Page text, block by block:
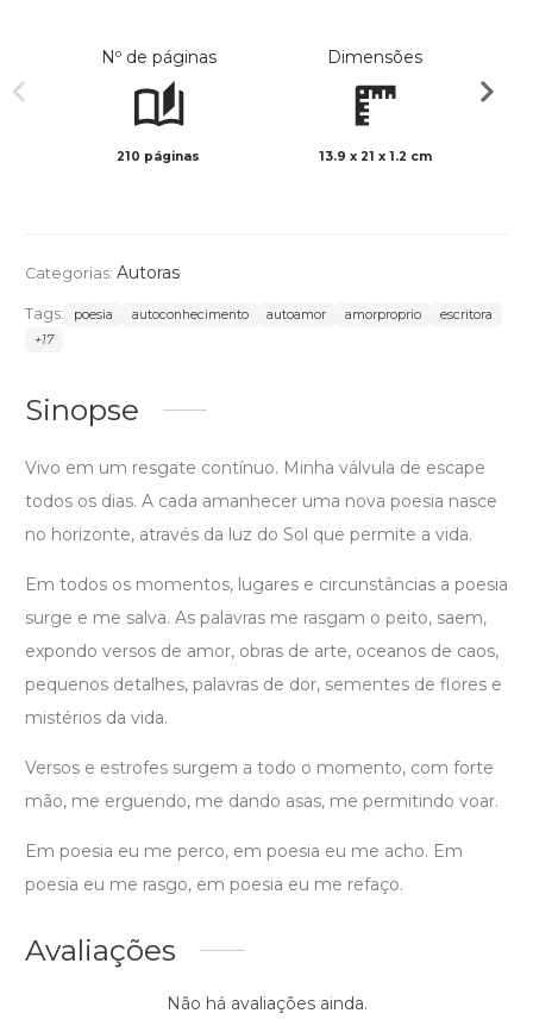
Nº de páginas
210 páginas
Dimensões
13.9 x 21 x 1.2 cm
Categorias: Autoras
Tags: poesia autoconhecimento autoamor amorproprio
escritora
+17
Sinopse
Vivo em um resgate contínuo. Minha válvula de escape
todos os dias. A cada amanhecer uma nova poesia nasce
no horizonte, através da luz do Sol que permite a vida.
Em todos os momentos, lugares e circunstâncias a poesia
surge e me salva. As palavras me rasgam o peito, saem,
expondo versos de amor, obras de arte, oceanos de caos,
pequenos detalhes, palavras de dor, sementes de flores e
mistérios da vida.
Versos e estrofes surgem a todo o momento, com forte
mão, me erguendo, me dando asas, me permitindo voar.
Em poesia eu me perco, em poesia eu me acho. Em
poesia eu me rasgo, em poesia eu me refaço.
Avaliações
Não há avaliações ainda.